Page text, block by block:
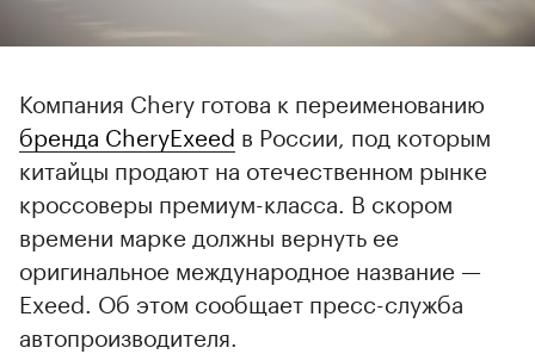
Компания Chery готова к переименованию
бренда CheryExeed в России, под которым
китайцы продают на отечественном рынке
кроссоверы премиум-класса. В скором
времени марке должны вернуть ее
оригинальное международное название —
Exeed. Об этом сообщает пресс-служба
автопроизводителя.